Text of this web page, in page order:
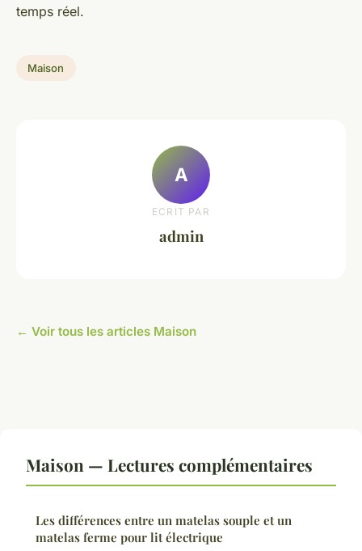
temps réel.
Maison
A
ECRIT PAR
admin
← Voir tous les articles Maison
Maison — Lectures complémentaires
Les différences entre un matelas souple et un
matelas ferme pour lit électrique